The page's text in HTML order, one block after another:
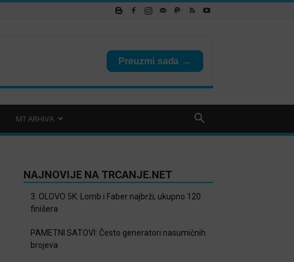
MT ARHIVA
NAJNOVIJE NA TRCANJE.NET
3. OLOVO 5K: Lomb i Faber najbrži, ukupno 120
finišera
PAMETNI SATOVI: Često generatori nasumičnih
brojeva